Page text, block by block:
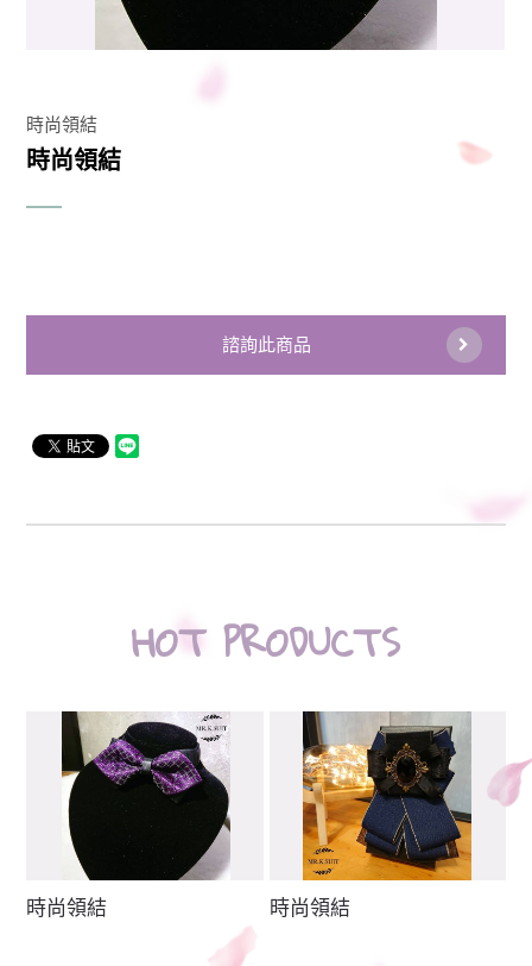
時尚領結
時尚領結
諮詢此商品
HOT PRODUCTS
時尚領結 時尚領結